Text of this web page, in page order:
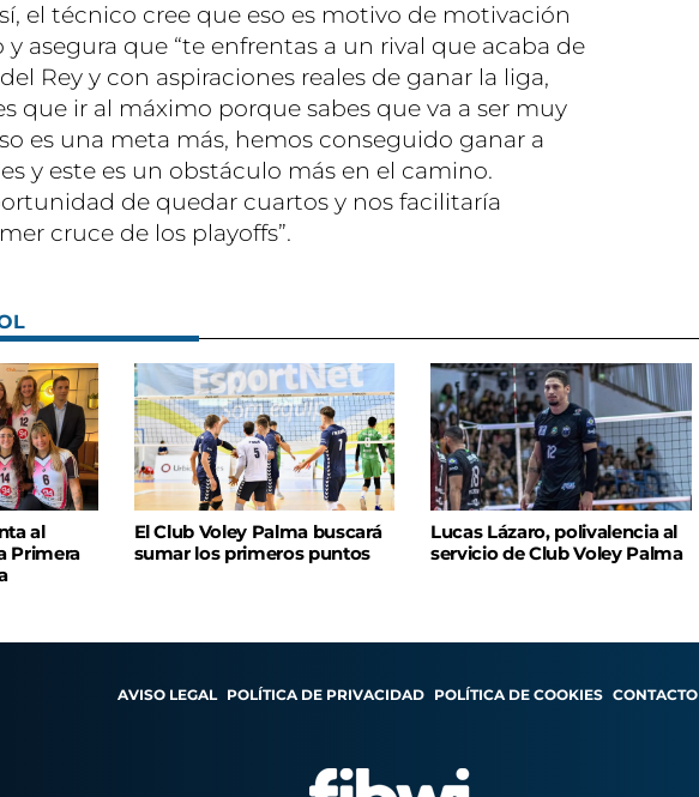
el técnico cree que eso es motivo de motivación
y asegura que “te enfrentas a un rival que acaba de
Rey y con aspiraciones reales de ganar la liga,
que ir al máximo porque sabes que va a ser muy
es una meta más, hemos conseguido ganar a
y este es un obstáculo más en el camino.
de quedar cuartos y nos facilitaría
cruce de los playoffs”.
al
Primera
El Club Voley Palma buscará
sumar los primeros puntos
Lucas Lázaro, polivalencia al
servicio de Club Voley Palma
AVISO LEGAL POLÍTICA DE PRIVACIDAD POLÍTICA DE COOKIES CONTACTO